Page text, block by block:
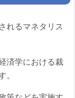
れるマネタリス
済学における裁
。